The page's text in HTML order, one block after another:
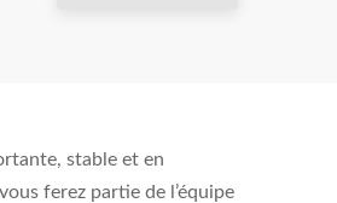
stable et en
ferez partie de l’équipe